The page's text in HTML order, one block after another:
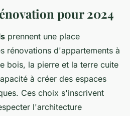
pour 2024
prennent une place
rénovations d'appartements à
bois, la pierre et la terre cuite
à créer des espaces
Ces choix s'inscrivent
l'architecture